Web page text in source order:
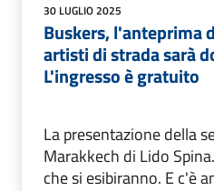
30 LUGLIO 2025
Buskers, l'anteprima
artisti di strada sarà
L'ingresso è gratuito
La presentazione della
Marakkech di Lido
che si esibiranno. E c'è